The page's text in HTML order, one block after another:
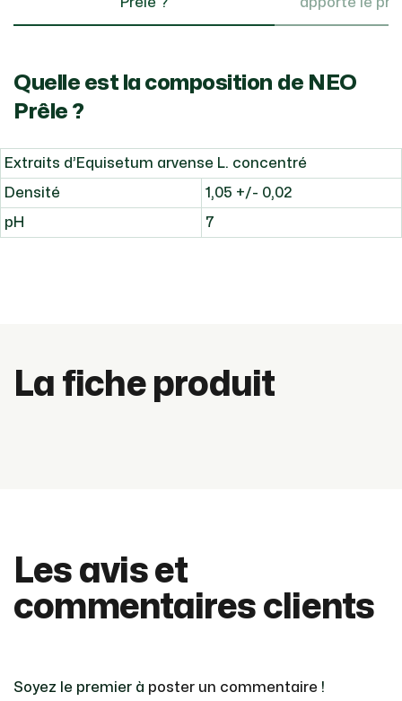
Quelle est la composition de NEO
Prêle ?
Extraits d’Equisetum arvense L. concentré
Densité 1,05 +/- 0,02
pH 7
La fiche produit
Les avis et
commentaires clients
Soyez le premier à poster un commentaire !